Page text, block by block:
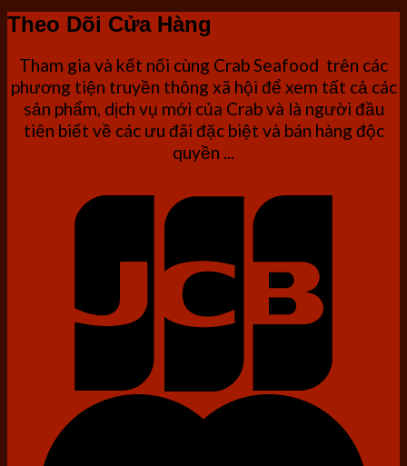
Theo Dõi Cửa Hàng
Tham gia và kết nối cùng Crab Seafood trên các
phương tiện truyền thông xã hội để xem tất cả các
sản phẩm, dịch vụ mới của Crab và là người đầu
tiên biết về các ưu đãi đặc biệt và bán hàng độc
quyền ...